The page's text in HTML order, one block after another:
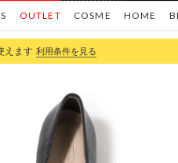
COSME HOME
OUTLET
えます 利用条件を見る